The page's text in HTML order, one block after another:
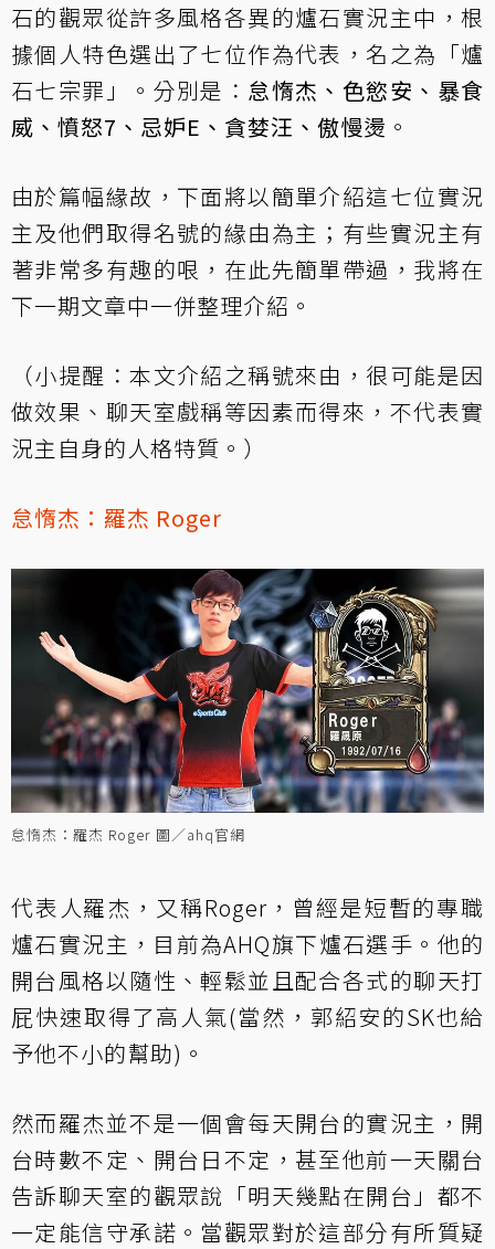
石的觀眾從許多風格各異的爐石實況主中，根
據個人特色選出了七位作為代表，名之為「爐
石七宗罪」。分別是： 怠惰杰、色慾安、暴食
威、憤怒7、忌妒E、貪婪汪、傲慢燙 。
由於篇幅緣故，下面將以簡單介紹這七位實況
主及他們取得名號的緣由為主；有些實況主有
著非常多有趣的哏，在此先簡單帶過，我將在
下一期文章中一併整理介紹。
（小提醒：本文介紹之稱號來由，很可能是因
做效果、聊天室戲稱等因素而得來，不代表實
況主自身的人格特質。）
怠惰杰： 羅杰 Roger
怠惰杰：羅杰 Roger 圖／ahq官網
代表人羅杰，又稱Roger，曾經是短暫的專職
爐石實況主，目前為AHQ旗下爐石選手。他的
開台風格以隨性、輕鬆並且配合各式的聊天打
屁快速取得了高人氣(當然，郭紹安的SK也給
予他不小的幫助)。
然而羅杰並不是一個會每天開台的實況主，開
台時數不定、開台日不定，甚至他前一天關台
告訴聊天室的觀眾說「明天幾點在開台」都不
一定能信守承諾。當觀眾對於這部分有所質疑